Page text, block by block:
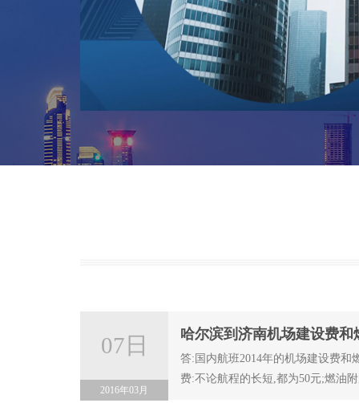
07日
2016年03月
哈尔滨到济南机场建设费和
答:国内航班2014年的机场建设费和
费:不论航程的长短,都为50元;燃油